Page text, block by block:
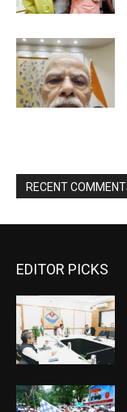
EDITOR PICKS